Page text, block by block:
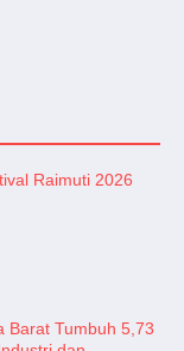
Raimuti 2026
Barat Tumbuh 5,73